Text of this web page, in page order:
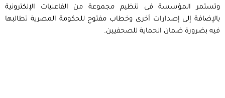
وتستمر المؤسسة فى تنظيم مجموعة من الفاعليات الإلكترونية
بالإضافة إلى إصدارات أخرى وخطاب مفتوح للحكومة المصرية تطالبها
فيه بضرورة ضمان الحماية للصحفيين.